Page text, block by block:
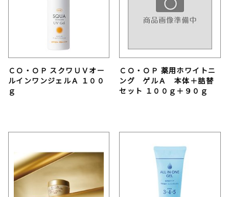
ＣＯ・ＯＰ スクワＵＶオー
ルインワンジェルＡ １００
ｇ
ＣＯ・ＯＰ 薬用ホワイトニ
ング ゲルＡ 本体＋詰替
セット １００ｇ＋９０ｇ